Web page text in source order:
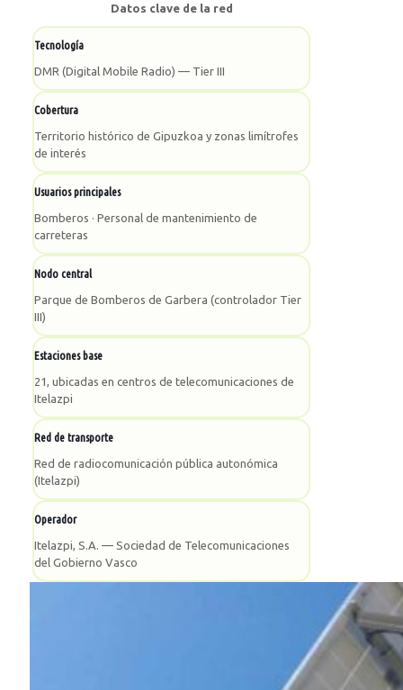
Datos clave de la red
Tecnología
DMR (Digital Mobile Radio) — Tier III
Cobertura
Territorio histórico de Gipuzkoa y zonas limítrofes
de interés
Usuarios principales
Bomberos · Personal de mantenimiento de
carreteras
Nodo central
Parque de Bomberos de Garbera (controlador Tier
III)
Estaciones base
21, ubicadas en centros de telecomunicaciones de
Itelazpi
Red de transporte
Red de radiocomunicación pública autonómica
(Itelazpi)
Operador
Itelazpi, S.A. — Sociedad de Telecomunicaciones
del Gobierno Vasco